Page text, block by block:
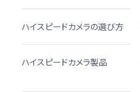
ハイスピードカメラの選び方
ハイスピードカメラ製品